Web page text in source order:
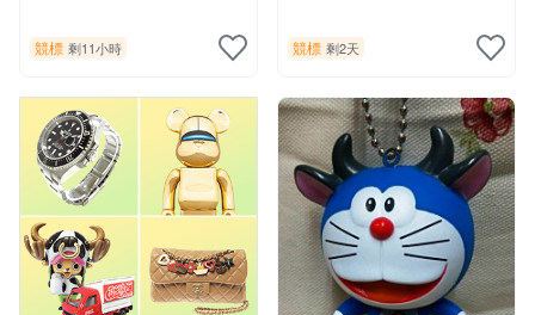
競標 剩11小時 競標 剩2天